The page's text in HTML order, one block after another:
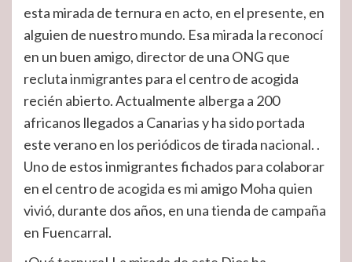
esta mirada de ternura en acto, en el presente, en
alguien de nuestro mundo. Esa mirada la reconocí
en un buen amigo, director de una ONG que
recluta inmigrantes para el centro de acogida
recién abierto. Actualmente alberga a 200
africanos llegados a Canarias y ha sido portada
este verano en los periódicos de tirada nacional. .
Uno de estos inmigrantes fichados para colaborar
en el centro de acogida es mi amigo Moha quien
vivió, durante dos años, en una tienda de campaña
en Fuencarral.